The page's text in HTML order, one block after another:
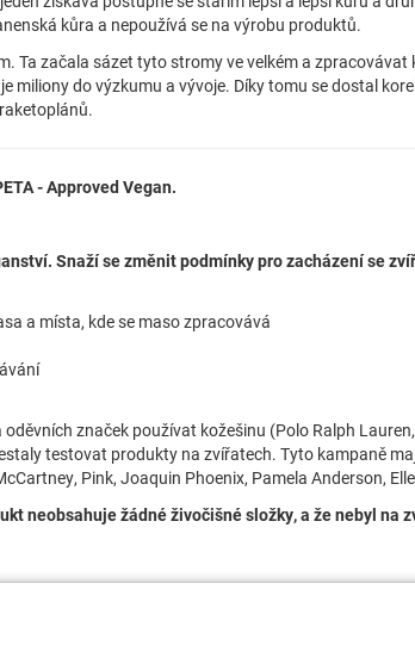
kůra a nepoužívá se na výrobu produktů.
Ta začala sázet tyto stromy ve velkém a zpracovávat
miliony do výzkumu a vývoje. Díky tomu se dostal
- Approved Vegan.
Snaží se změnit podmínky pro zacházení se
a místa, kde se maso zpracovává
značek používat kožešinu (Polo Ralph
testovat produkty na zvířatech. Tyto kampaně
Pink, Joaquin Phoenix, Pamela Anderson,
neobsahuje žádné živočišné složky, a že nebyl na